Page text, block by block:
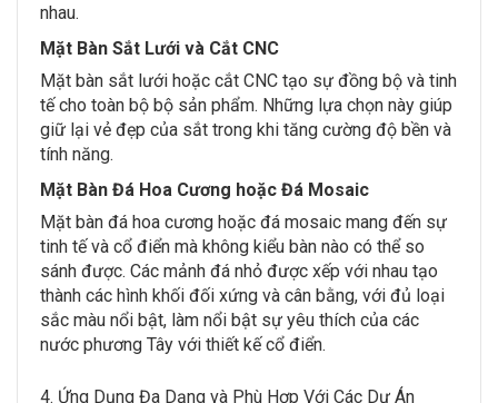
nhau.
Mặt Bàn Sắt Lưới và Cắt CNC
Mặt bàn sắt lưới hoặc cắt CNC tạo sự đồng bộ và tinh
tế cho toàn bộ bộ sản phẩm. Những lựa chọn này giúp
giữ lại vẻ đẹp của sắt trong khi tăng cường độ bền và
tính năng.
Mặt Bàn Đá Hoa Cương hoặc Đá Mosaic
Mặt bàn đá hoa cương hoặc đá mosaic mang đến sự
tinh tế và cổ điển mà không kiểu bàn nào có thể so
sánh được. Các mảnh đá nhỏ được xếp với nhau tạo
thành các hình khối đối xứng và cân bằng, với đủ loại
sắc màu nổi bật, làm nổi bật sự yêu thích của các
nước phương Tây với thiết kế cổ điển.
4. Ứng Dụng Đa Dạng và Phù Hợp Với Các Dự Án